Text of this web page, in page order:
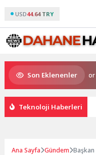
USD44.64 TRY
Son Eklenenler
yapay zekaya bırakıyor
Teknoloji Haberleri
Ana Sayfa Gündem